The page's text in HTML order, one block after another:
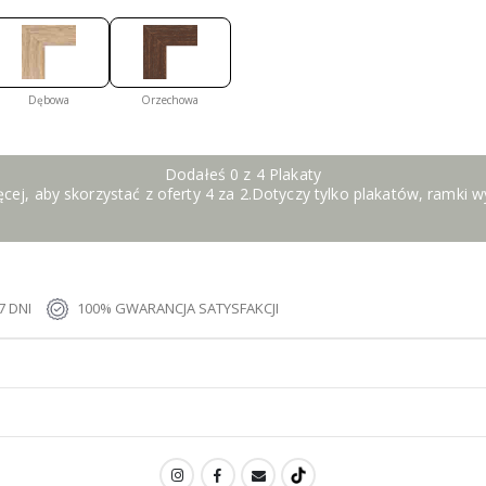
Dębowa Orzechowa
Dodałeś 0 z 4 Plakaty
aby skorzystać z oferty 4 za 2.Dotyczy tylko plakatów, ramki
DNI 100% GWARANCJA SATYSFAKCJI